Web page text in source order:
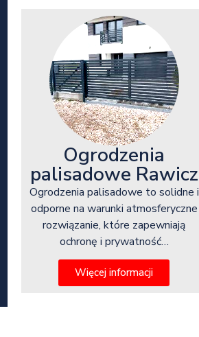
Ogrodzenia
palisadowe Rawicz
Ogrodzenia palisadowe to solidne i
odporne na warunki atmosferyczne
rozwiązanie, które zapewniają
ochronę i prywatność…
Więcej informacji